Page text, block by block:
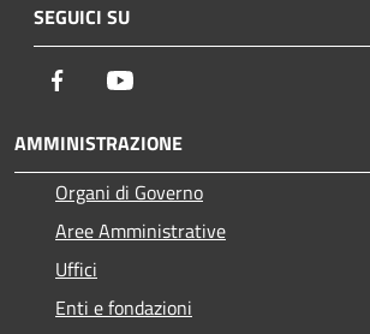
SEGUICI SU
Facebook
AMMINISTRAZIONE
Organi di Governo
Aree Amministrative
Uffici
Enti e fondazioni